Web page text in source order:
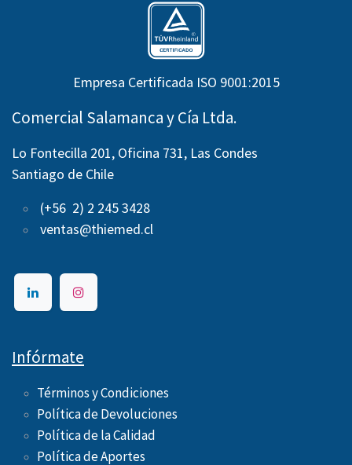
Empresa Certificada ISO 9001:2015
Comercial Salamanca y Cía Ltda.
Lo Fontecilla 201, Oficina 731, Las Condes
Santiago de Chile
(+56 2) 2 245 3428
ventas@thiemed.cl
Infórmate
Términos y Condiciones
Política de Devoluciones
Política de la Calidad
Política de Aportes ​